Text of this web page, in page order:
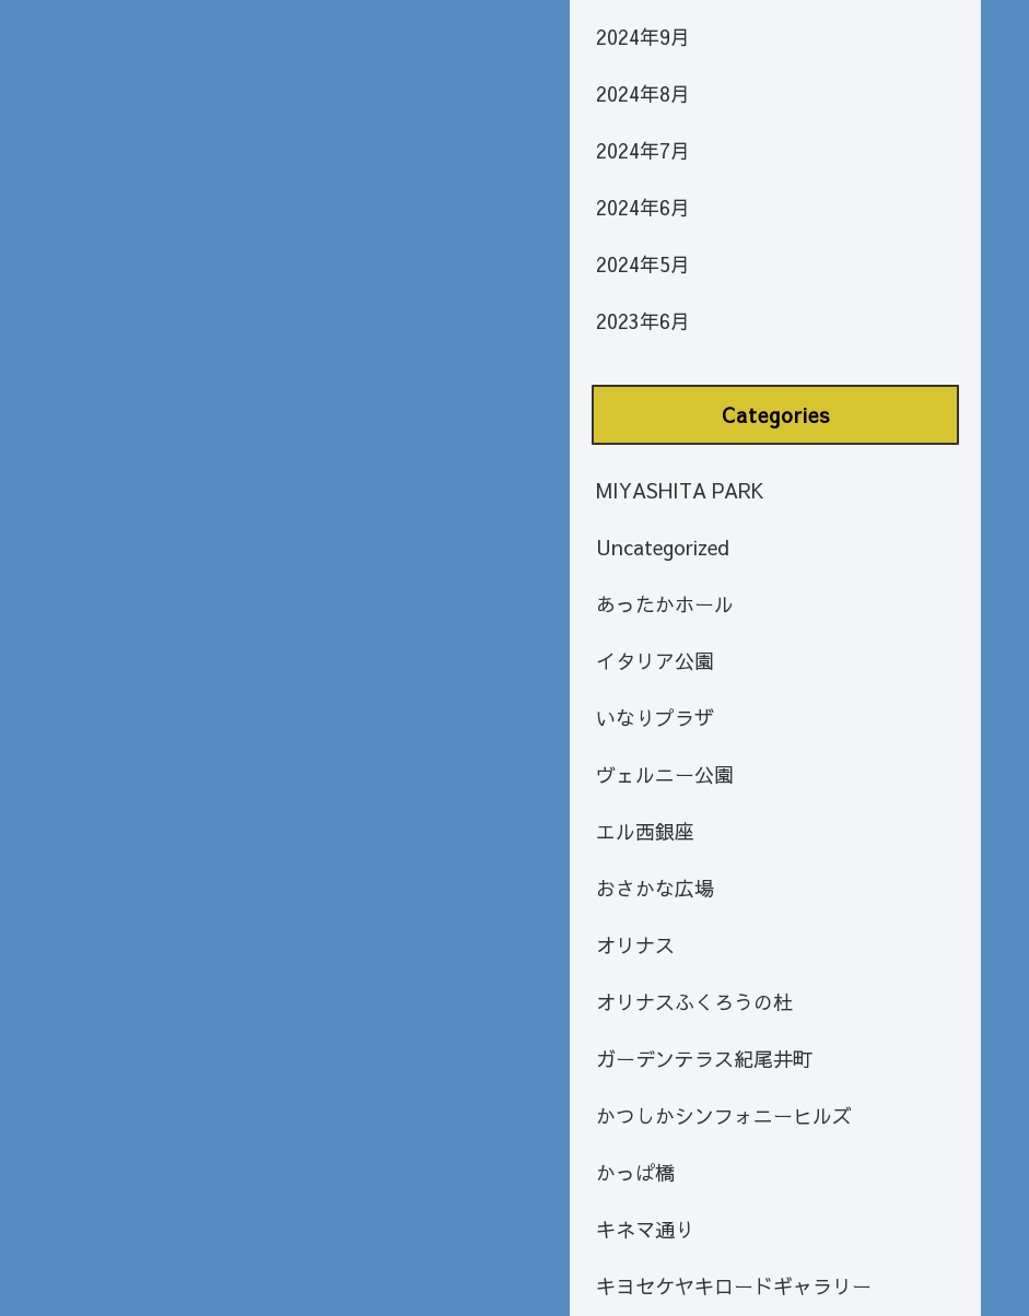
2024年9月
2024年8月
2024年7月
2024年6月
2024年5月
2023年6月
Categories
MIYASHITA PARK
Uncategorized
あったかホール
イタリア公園
いなりプラザ
ヴェルニー公園
エル西銀座
おさかな広場
オリナス
オリナスふくろうの杜
ガーデンテラス紀尾井町
かつしかシンフォニーヒルズ
かっぱ橋
キネマ通り
キヨセケヤキロードギャラリー